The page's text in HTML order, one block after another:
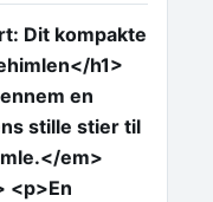
Dit kompakte
h1>
en
stille stier til
em>
<p>En